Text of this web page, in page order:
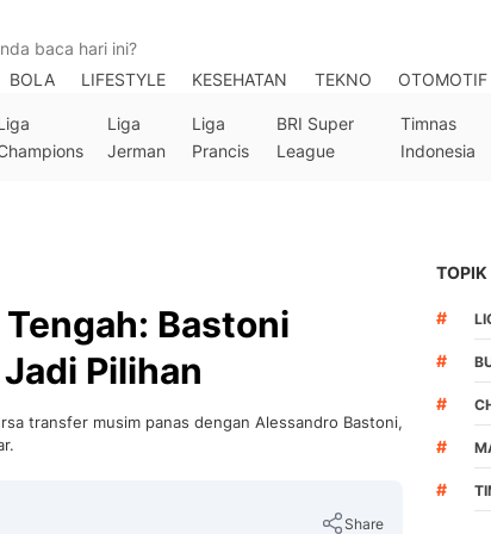
BOLA LIFESTYLE KESEHATAN TEKNO OTOMOTIF
Liga
Jerman
Liga
Prancis
BRI Super
League
Timnas
Indonesia
Bastoni
Pilihan
transfer musim panas dengan Alessandro Bastoni,
Share
TOPIK
#
#
#
#
#